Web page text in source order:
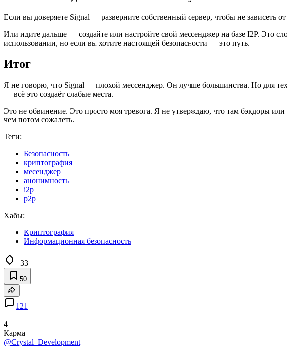
Если вы доверяете Signal — разверните собственный сервер, чтобы не зависеть
Или идите дальше — создайте или настройте свой мессенджер на базе I2P. Это
использовании, но если вы хотите настоящей безопасности — это путь.
Итог
Я не говорю, что Signal — плохой мессенджер. Он лучше большинства. Но для
— всё это создаёт слабые места.
Это не обвинение. Это просто моя тревога. Я не утверждаю, что там бэкдоры
чем потом сожалеть.
Теги:
Безопасность
криптография
месенджер
анонимность
i2p
p2p
Хабы:
Криптография
Информационная безопасность
+33
50
121
4
Карма
@Crystal_Development